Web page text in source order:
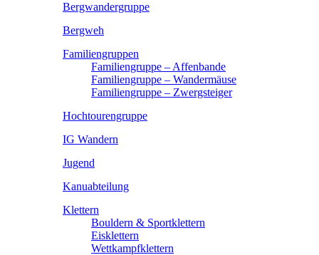
Bergwandergruppe
Bergweh
Familiengruppen
Familiengruppe – Affenbande
Familiengruppe – Wandermäuse
Familiengruppe – Zwergsteiger
Hochtourengruppe
IG Wandern
Jugend
Kanuabteilung
Klettern
Bouldern & Sportklettern
Eisklettern
Wettkampfklettern